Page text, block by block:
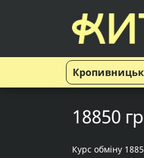
18850
Курс обміну